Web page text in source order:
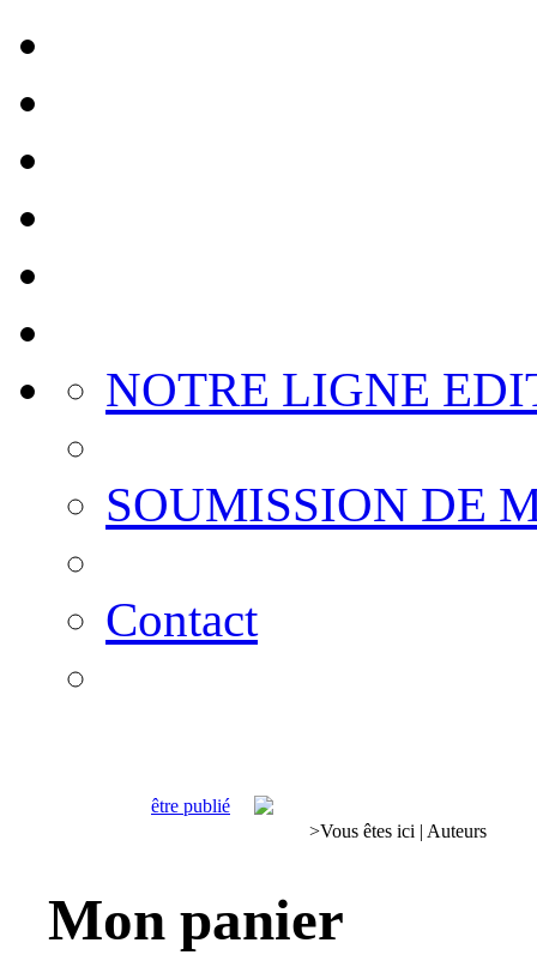
NOTRE LIGNE
SOUMISSION DE
Contact
être publié
>Vous êtes ici | Auteurs
Mon panier